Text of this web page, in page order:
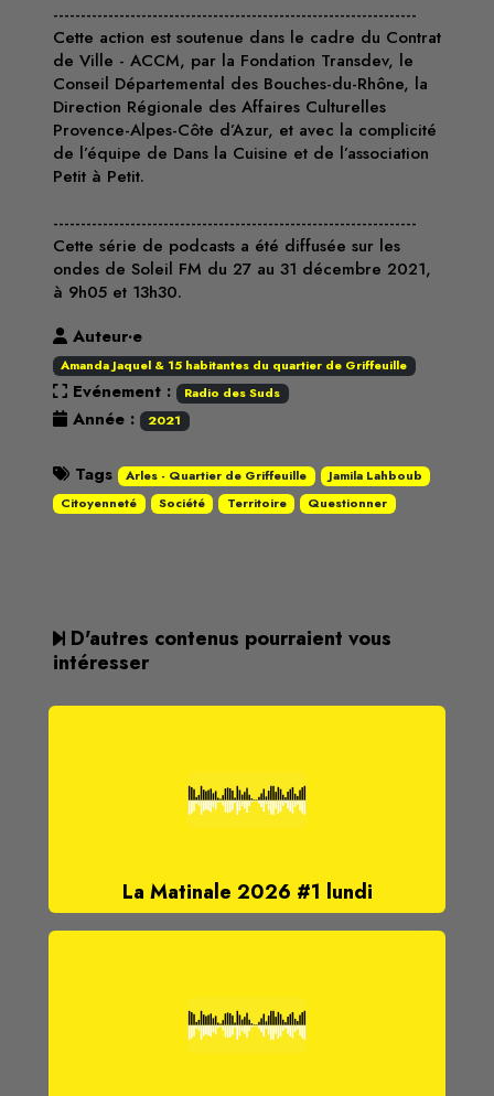
------------------------------------------------------------------
Cette action est soutenue dans le cadre du Contrat
de Ville - ACCM, par la Fondation Transdev, le
Conseil Départemental des Bouches-du-Rhône, la
Direction Régionale des Affaires Culturelles
Provence-Alpes-Côte d’Azur, et avec la complicité
de l’équipe de Dans la Cuisine et de l’association
Petit à Petit.
------------------------------------------------------------------
Cette série de podcasts a été diffusée sur les
ondes de Soleil FM du 27 au 31 décembre 2021,
à 9h05 et 13h30.
Auteur·e
Amanda Jaquel & 15 habitantes du quartier de Griffeuille
Evénement : Radio des Suds
Année : 2021
Tags Arles - Quartier de Griffeuille
Jamila Lahboub
Citoyenneté
Société Territoire Questionner
D'autres contenus pourraient vous
intéresser
La Matinale 2026 #1 lundi